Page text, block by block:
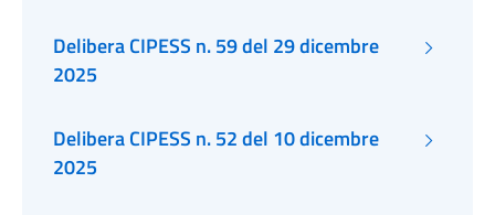
Delibera CIPESS n. 59 del 29 dicembre
2025
Delibera CIPESS n. 52 del 10 dicembre
2025